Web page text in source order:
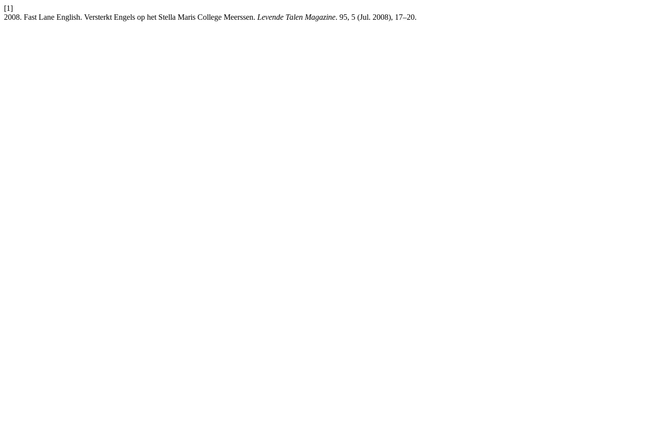
[1]
2008. Fast Lane English. Versterkt Engels op het Stella Maris College Meerssen. Levende Talen Magazine. 95, 5 (Jul. 2008), 17–20.